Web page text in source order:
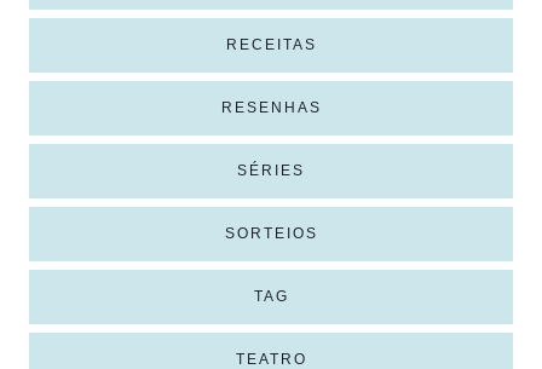
RECEITAS
RESENHAS
SÉRIES
SORTEIOS
TAG
TEATRO